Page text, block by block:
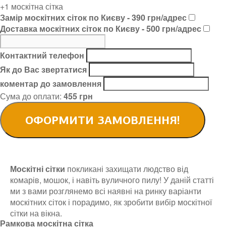
+1 москітна сітка
Замір москітних сіток по Києву - 390 грн/адрес
Доставка москітних сіток по Києву - 500 грн/адрес
Контактний телефон
Як до Вас звертатися
коментар до замовлення
Сума до оплати: 455 грн
Москітні сітки покликані захищати людство від
комарів, мошок, і навіть вуличного пилу! У даній статті
ми з вами розглянемо всі наявні на ринку варіанти
москітних сіток і порадимо, як зробити вибір москітної
сітки на вікна.
Рамкова москітна сітка